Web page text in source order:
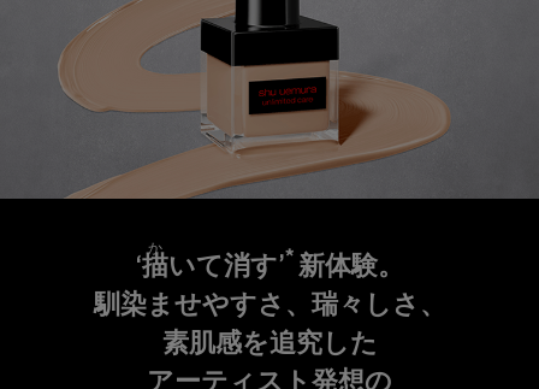
‘描
か
いて消す’* 新体験。
馴染ませやすさ、瑞々しさ、
素肌感を追究した